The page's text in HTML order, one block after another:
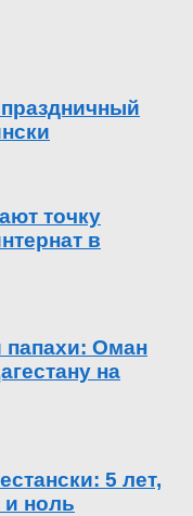
точку
в
папахи: Оман
на
5 лет,
и ноль